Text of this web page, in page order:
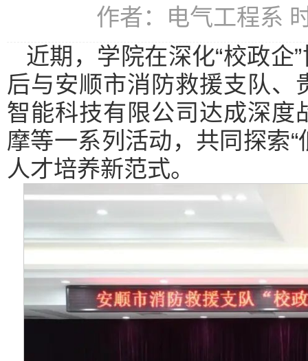
作者：电气工程系
近期，学院在深化“校政企
后与安顺市消防救援支队
智能科技有限公司达成深度
摩等一系列活动，共同探索“
人才培养新范式。